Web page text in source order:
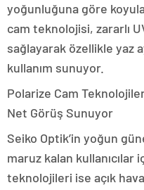
yoğunluğuna göre
cam teknolojisi, zararlı
sağlayarak özellikle yaz
kullanım sunuyor.
Polarize Cam
Net Görüş Sunuyor
Seiko Optik’in yoğun
maruz kalan
teknolojileri ise açık